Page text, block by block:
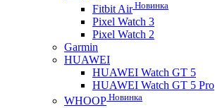
Fitbit AirНовинка
Pixel Watch 3
Pixel Watch 2
Garmin
HUAWEI
HUAWEI Watch GT 5
HUAWEI Watch GT 5 Pro
WHOOP Новинка